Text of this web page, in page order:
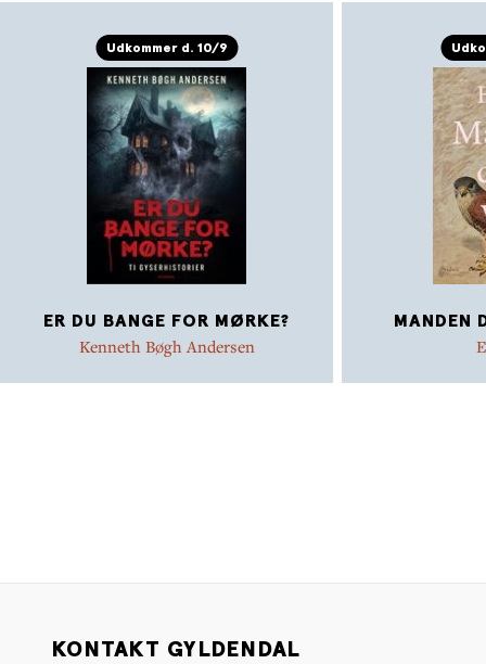
Udkommer d. 10/9
ER DU BANGE FOR MØRKE?
Kenneth Bøgh Andersen
MANDEN
KONTAKT GYLDENDAL